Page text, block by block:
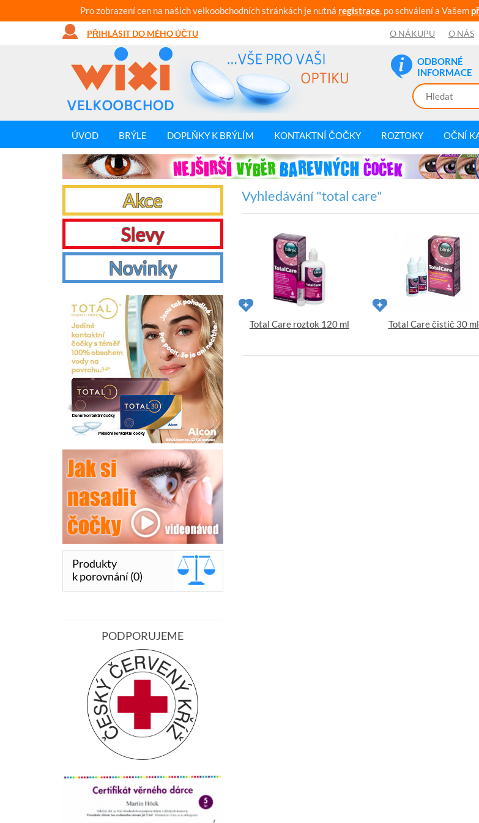
Pro zobrazení cen na našich velkoobchodních stránkách je nutná registrace, po schválení a Vašem
PŘIHLÁSIT DO MÉHO ÚČTU O NÁKUPU O NÁS
ODBORNÉ
INFORMACE
ÚVOD BRÝLE DOPLŇKY K BRÝLÍM KONTAKTNÍ ČOČKY ROZTOKY OČNÍ
Vyhledávání "total care"
Total Care roztok 120 ml Total Care čistič 30 ml
Akce
Slevy
Novinky
Produkty
k porovnání (0)
PODPORUJEME